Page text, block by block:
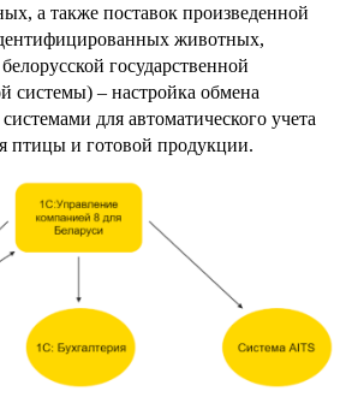
а также поставок произведенной
животных,
государственной
системы) – настройка обмена
для автоматического учета
птицы и готовой продукции.